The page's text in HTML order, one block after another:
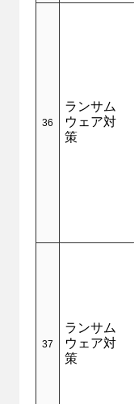
36
ランサム
ウェア対
策
37
ランサム
ウェア対
策